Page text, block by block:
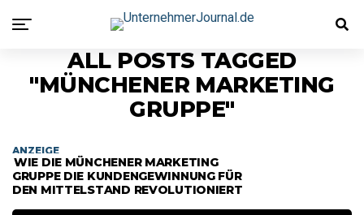
ALL POSTS TAGGED
"MÜNCHENER MARKETING
GRUPPE"
ANZEIGE
WIE DIE MÜNCHENER MARKETING
GRUPPE DIE KUNDENGEWINNUNG FÜR
DEN MITTELSTAND REVOLUTIONIERT